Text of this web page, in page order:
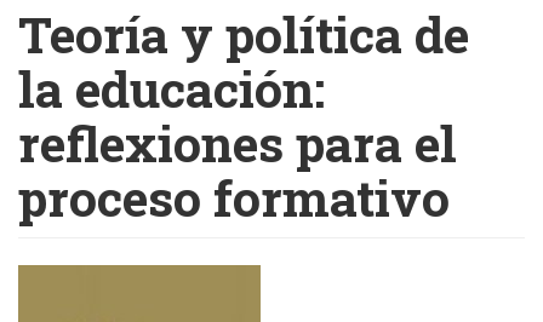
contenido
principal
Teoría y política de
la educación:
reflexiones para el
proceso formativo